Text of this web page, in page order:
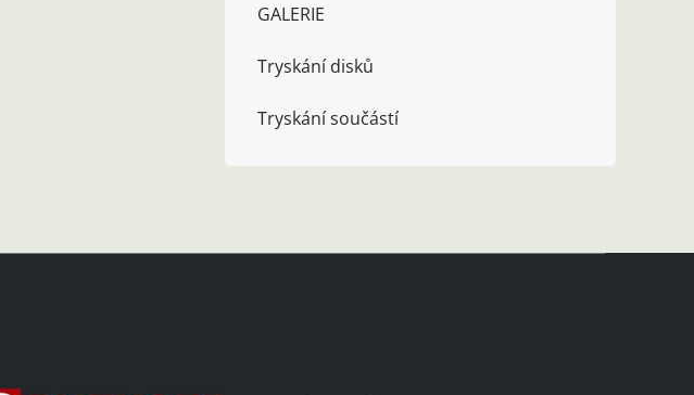
GALERIE
Tryskání disků
Tryskání součástí